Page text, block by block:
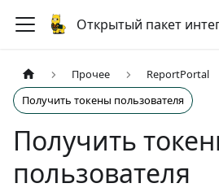
Открытый пакет
Прочее ReportPortal
Получить токены пользователя
Получить
пользователя